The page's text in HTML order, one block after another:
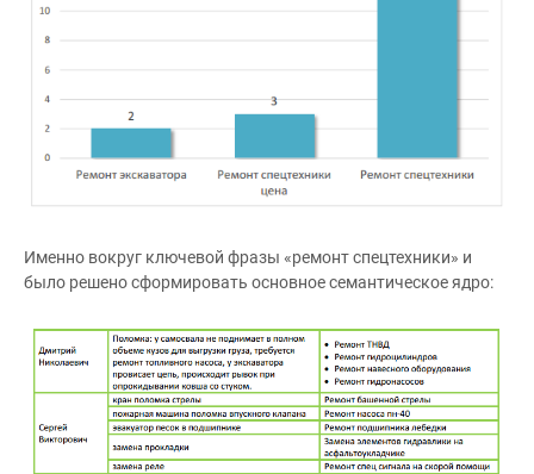
Именно вокруг ключевой фразы «ремонт спецтехники» и
было решено сформировать основное семантическое ядро: